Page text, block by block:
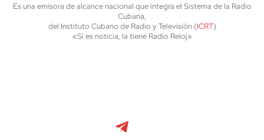
Es una emisora de alcance nacional que integra el Sistema de la Radio
Cubana,
del Instituto Cubano de Radio y Televisión (ICRT)
«Si es noticia, la tiene Radio Reloj»